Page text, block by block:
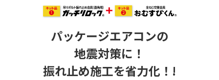
パッケージエアコンの
地震対策に！
振れ止め施工を省力化！!